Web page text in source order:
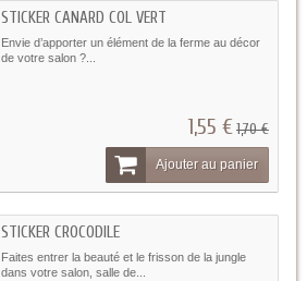
STICKER CANARD COL VERT
Envie d’apporter un élément de la ferme au décor
de votre salon ?...
1,55 €1,70 €
Ajouter au panier
STICKER CROCODILE
Faites entrer la beauté et le frisson de la jungle
dans votre salon, salle de...